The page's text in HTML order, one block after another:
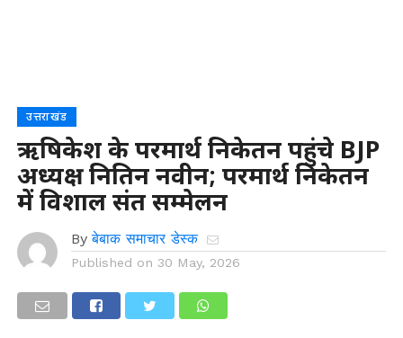
उत्तराखंड
ऋषिकेश के परमार्थ निकेतन पहुंचे BJP
अध्यक्ष नितिन नवीन; परमार्थ निकेतन
में विशाल संत सम्मेलन
By बेबाक समाचार डेस्क
Published on 30 May, 2026